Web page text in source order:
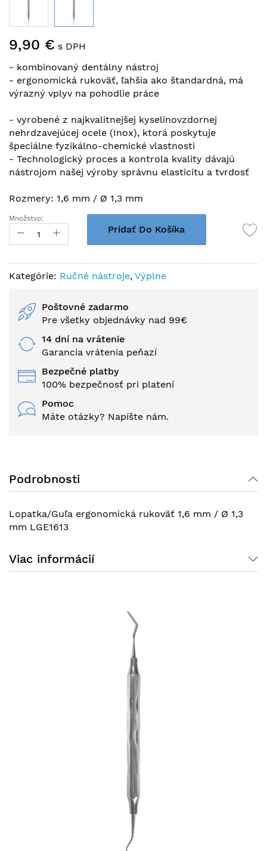
na
galérie
obrázkov
9,90 € s DPH
- kombinovaný dentálny nástroj
- ergonomická rukoväť, ľahšia ako štandardná, má
výrazný vplyv na pohodlie práce
- vyrobené z najkvalitnejšej kyselinovzdornej
nehrdzavejúcej ocele (Inox), ktorá poskytuje
špeciálne fyzikálno-chemické vlastnosti
- Technologický proces a kontrola kvality dávajú
nástrojom našej výroby správnu elasticitu a tvrdosť
Rozmery: 1,6 mm / Ø 1,3 mm
Množstvo:
Pridať Do Košíka
Kategórie: Ručné nástroje, Výplne
Poštovné zadarmo
Pre všetky objednávky nad 99€
14 dní na vrátenie
Garancia vrátenia peňazí
Bezpečné platby
100% bezpečnosť pri platení
Pomoc
Máte otázky? Napíšte nám.
Podrobnosti
Lopatka/Guľa ergonomická rukoväť 1,6 mm / Ø 1,3
mm LGE1613
Viac informácií